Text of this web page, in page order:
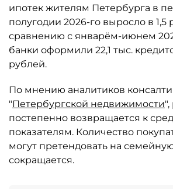
ипотек жителям Петербурга в
полугодии 2026-го выросло в 1,5
сравнению с январём-июнем
банки оформили 22,1 тыс.
рублей.
По мнению аналитиков
"Петербургской недвижимости
постепенно возвращается к
показателям. Количество
могут претендовать на
сокращается.